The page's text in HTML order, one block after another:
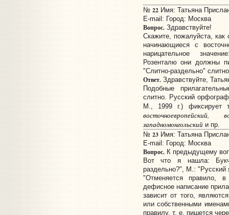
№ 22Имя: Татьяна
E-mail: Город: Москва
Вопрос.Здравствуйте!
Скажите, пожалуйста, как
начинающиеся с
нарицательное
Розенталю они должны
"Слитно-раздельно"
Ответ.Здравствуйте,
Подобные
слитно. Русский
М., 1999 г.) фиксирует
восточноевропейский,
западномонгольскийи пр.
№ 23Имя: Татьяна
E-mail: Город: Москва
Вопрос.К предыдущему
Вот что я нашла:
раздельно?", М.: "Русский
"Отменяется правило,
дефисное написание
зависит от того,
или собственными
правилу, т. е. пишется